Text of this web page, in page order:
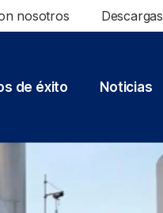
nosotros Descargas
de éxito Noticias